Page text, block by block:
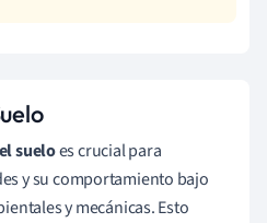
sueloes crucial para
y su comportamiento bajo
y mecánicas. Esto